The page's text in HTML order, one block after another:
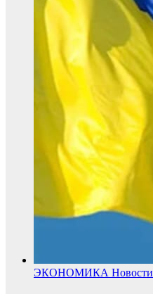
ЭКОНОМИКА Новости